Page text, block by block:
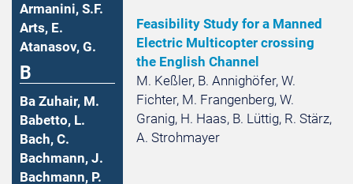
Armanini, S.F.
Arts, E.
Atanasov, G.
B
Ba Zuhair, M.
Babetto, L.
Bach, C.
Bachmann, J.
Bachmann, P.
Feasibility Study for a Manned
Electric Multicopter crossing
the English Channel
M. Keßler, B. Annighöfer, W.
Fichter, M. Frangenberg, W.
Granig, H. Haas, B. Lüttig, R. Stärz,
A. Strohmayer